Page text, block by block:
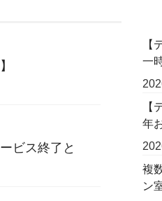
ビス終了と
【
一
【
年
複
ン